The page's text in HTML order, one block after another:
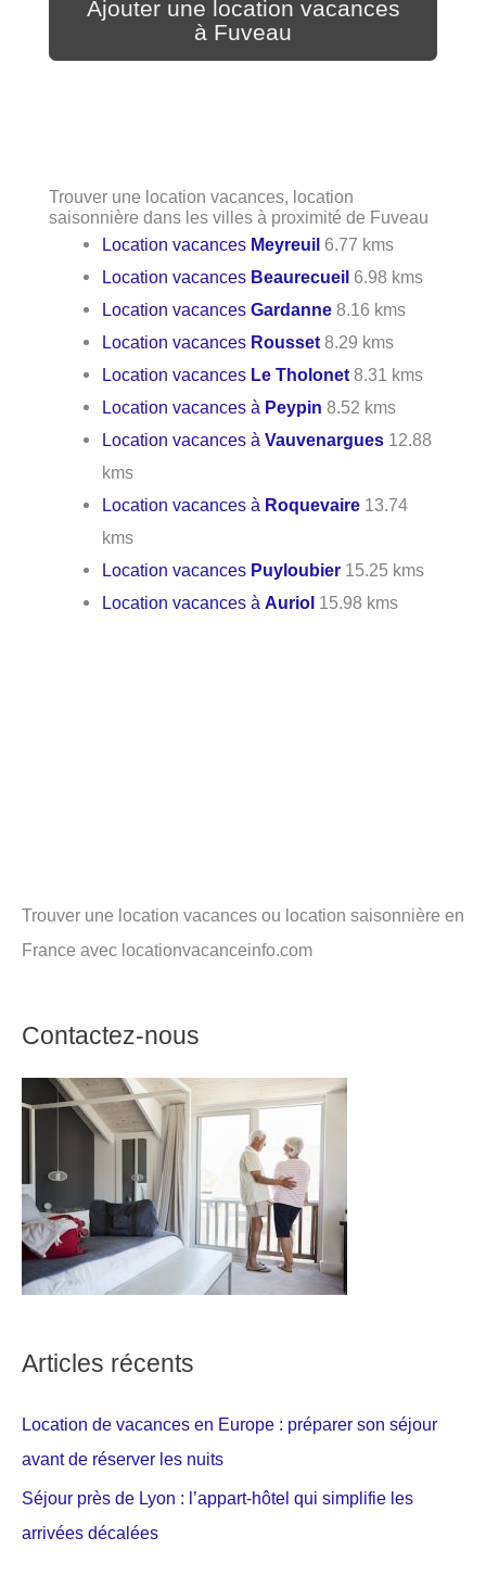
Ajouter une location vacances
à Fuveau
Trouver une location vacances, location
saisonnière dans les villes à proximité de Fuveau
Location vacances Meyreuil 6.77 kms
Location vacances Beaurecueil 6.98 kms
Location vacancesGardanne 8.16 kms
Location vacances Rousset 8.29 kms
Location vacances Le Tholonet 8.31 kms
Location vacances à Peypin 8.52 kms
Location vacances àVauvenargues 12.88
kms
Location vacances à Roquevaire 13.74
kms
Location vacances Puyloubier 15.25 kms
Location vacances àAuriol 15.98 kms
Trouver une location vacances ou location saisonnière en
France avec locationvacanceinfo.com
Contactez-nous
Articles récents
Location de vacances en Europe : préparer son séjour
avant de réserver les nuits
Séjour près de Lyon : l’appart-hôtel qui simplifie les
arrivées décalées